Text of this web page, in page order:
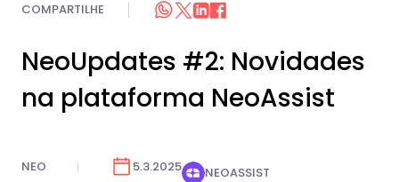
COMPARTILHE
NeoUpdates #2: Novidades
na plataforma NeoAssist
NEO 5.3.2025 NEOASSIST